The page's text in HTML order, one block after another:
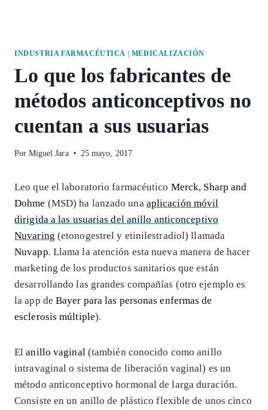
INDUSTRIA FARMACÉUTICA MEDICALIZACIÓN
Lo que los fabricantes de
métodos anticonceptivos no
cuentan a sus usuarias
Por Miguel Jara 25 mayo, 2017
Leo que el laboratorio farmacéutico Merck, Sharp and
Dohme (MSD) ha lanzado una aplicación móvil
dirigida a las usuarias del anillo anticonceptivo
Nuvaring (etonogestrel y etinilestradiol) llamada
Nuvapp. Llama la atención esta nueva manera de hacer
marketing de los productos sanitarios que están
desarrollando las grandes compañías (otro ejemplo es
la app deBayer para las personas enfermas de
esclerosis múltiple).
Elanillo vaginal (también conocido como anillo
intravaginal o sistema de liberación vaginal) es un
método anticonceptivo hormonal de larga duración.
Consiste en un anillo de plástico flexible de unos cinco